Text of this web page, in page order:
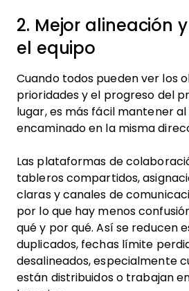
2. Mejor alineación
el equipo
Cuando todos pueden ver los
prioridades y el progreso del
lugar, es más fácil mantener al
encaminado en la misma
Las plataformas de
tableros compartidos,
claras y canales de
por lo que hay menos
qué y por qué. Así se reducen
duplicados, fechas límite
desalineados, especialmente
están distribuidos o trabajan